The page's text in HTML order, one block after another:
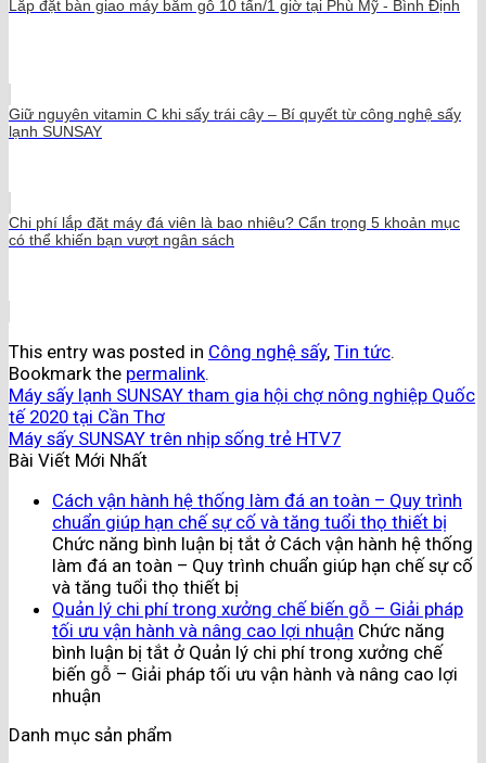
Lắp đặt bàn giao máy băm gỗ 10 tấn/1 giờ tại Phù Mỹ - Bình Định
Giữ nguyên vitamin C khi sấy trái cây – Bí quyết từ công nghệ sấy
lạnh SUNSAY
Chi phí lắp đặt máy đá viên là bao nhiêu? Cẩn trọng 5 khoản mục
có thể khiến bạn vượt ngân sách
This entry was posted in Công nghệ sấy, Tin tức.
Bookmark the permalink.
Máy sấy lạnh SUNSAY tham gia hội chợ nông nghiệp Quốc
tế 2020 tại Cần Thơ
Máy sấy SUNSAY trên nhịp sống trẻ HTV7
Bài Viết Mới Nhất
Cách vận hành hệ thống làm đá an toàn – Quy trình
chuẩn giúp hạn chế sự cố và tăng tuổi thọ thiết bị
Chức năng bình luận bị tắt ở Cách vận hành hệ thống
làm đá an toàn – Quy trình chuẩn giúp hạn chế sự cố
và tăng tuổi thọ thiết bị
Quản lý chi phí trong xưởng chế biến gỗ – Giải pháp
tối ưu vận hành và nâng cao lợi nhuận Chức năng
bình luận bị tắt ở Quản lý chi phí trong xưởng chế
biến gỗ – Giải pháp tối ưu vận hành và nâng cao lợi
nhuận
Danh mục sản phẩm